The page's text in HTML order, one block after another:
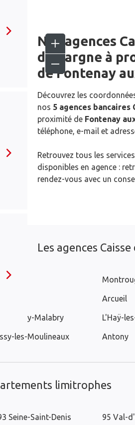
Nos agences
d’Epargne à
deFontenay
Découvrez les
nos 5 agences bancaires
proximité de Fontenay
téléphone, e-mail et
Retrouvez tous les
disponibles en agence :
rendez-vous avec un
Les agences
Vanves
Châtenay-Malabry
les-Moulineaux
Arcueil
L'Haÿ-
Antony
limitrophes
Seine-Saint-Denis 95 Val-